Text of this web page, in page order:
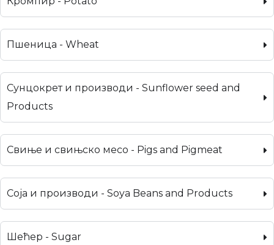
Пшеница - Wheat
Сунцокрет и производи - Sunflower seed and
Products
Свиње и свињско месо - Pigs and Pigmeat
Соја и производи - Soya Beans and Products
Шећер - Sugar